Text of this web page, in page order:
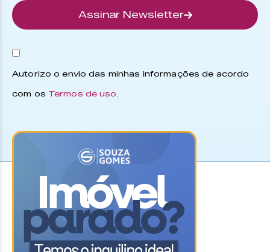
Assinar Newsletter
Autorizo o envio das minhas informações de acordo
com os Termos de uso.